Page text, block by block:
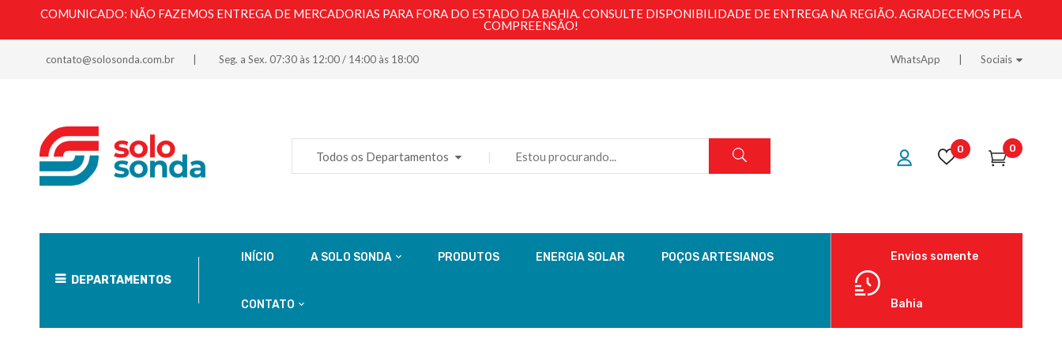
COMUNICADO: NÃO FAZEMOS ENTREGA DE MERCADORIAS PARA FORA DO ESTADO DA BAHIA. CONSULTE DISPONIBILIDADE DE ENTREGA NA REGIÃO. AGRADECEMOS PELA
COMPREENSÃO!
contato@solosonda.com.br Seg. a Sex. 07:30 às 12:00 / 14:00 às 18:00 WhatsApp Sociais
Todos os Departamentos
0 0
DEPARTAMENTOS
INÍCIO A SOLO SONDA PRODUTOS ENERGIA SOLAR POÇOS ARTESIANOS
CONTATO
Envios somente
Bahia